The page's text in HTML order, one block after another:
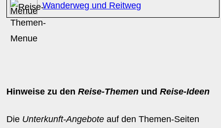
Wanderweg und Reitweg
Hinweise zu denReise-Themen undReise-Ideen
Die Unterkunft-Angebote auf den Themen-Seiten